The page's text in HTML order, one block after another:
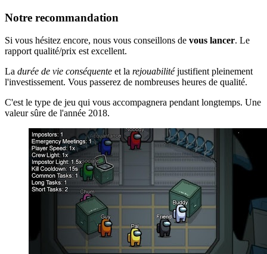
Notre recommandation
Si vous hésitez encore, nous vous conseillons de vous lancer. Le
rapport qualité/prix est excellent.
La durée de vie conséquente et la rejouabilitéjustifient pleinement
l'investissement. Vous passerez de nombreuses heures de qualité.
C'est le type de jeu qui vous accompagnera pendant longtemps. Une
valeur sûre de l'année 2018.